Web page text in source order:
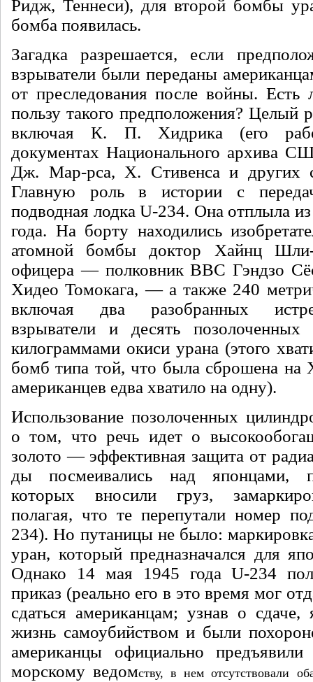
Ридж, Теннеси), для второй бомбы
бомба появилась.
Загадка разрешается, если
взрыватели были переданы
от преследования по­сле войны. Есть
пользу такого предположения? Це­лый
включая К. П. Хидрика (его
документах Национального ар­хива
Дж. Мар-рса, Х. Стивенса и других
Главную роль в истории с
подводная лодка U-234. Она отплыла
года. На борту находи­лись
атомной бомбы доктор Хайнц Шли-
офицера — полков­ник ВВС Гэндзо
Хидео Томокага, — а также 240
включая два разобранных
взрыватели и десять
килограмма­ми окиси урана (этого
бомб типа той, что была сброшена на
аме­риканцев едва хватило на одну).
Использование позолоченных
о том, что речь идет о
золото — эффективная защита от
ды посмеивались над японцами,
которых вносили груз,
полагая, что те перепутали номер
234). Но путаницы не было:
уран, который предназначался для
Однако 14 мая 1945 года U-234
приказ (реально его в это время мог
сдаться американцам; узнав о
жизнь самоубийством и были
аме­риканцы официально предъявили
морскому ведом­ству, в нем отсутствовали